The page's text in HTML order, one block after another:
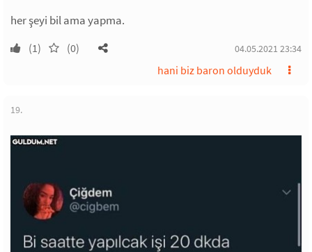
her şeyi bil ama yapma.
(1) (0) 04.05.2021 23:34
hani biz baron olduyduk
19.